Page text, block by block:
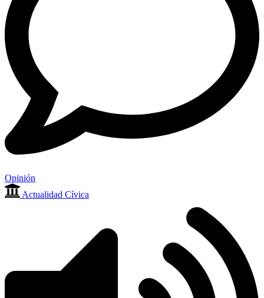
Opinión
Actualidad Cívica